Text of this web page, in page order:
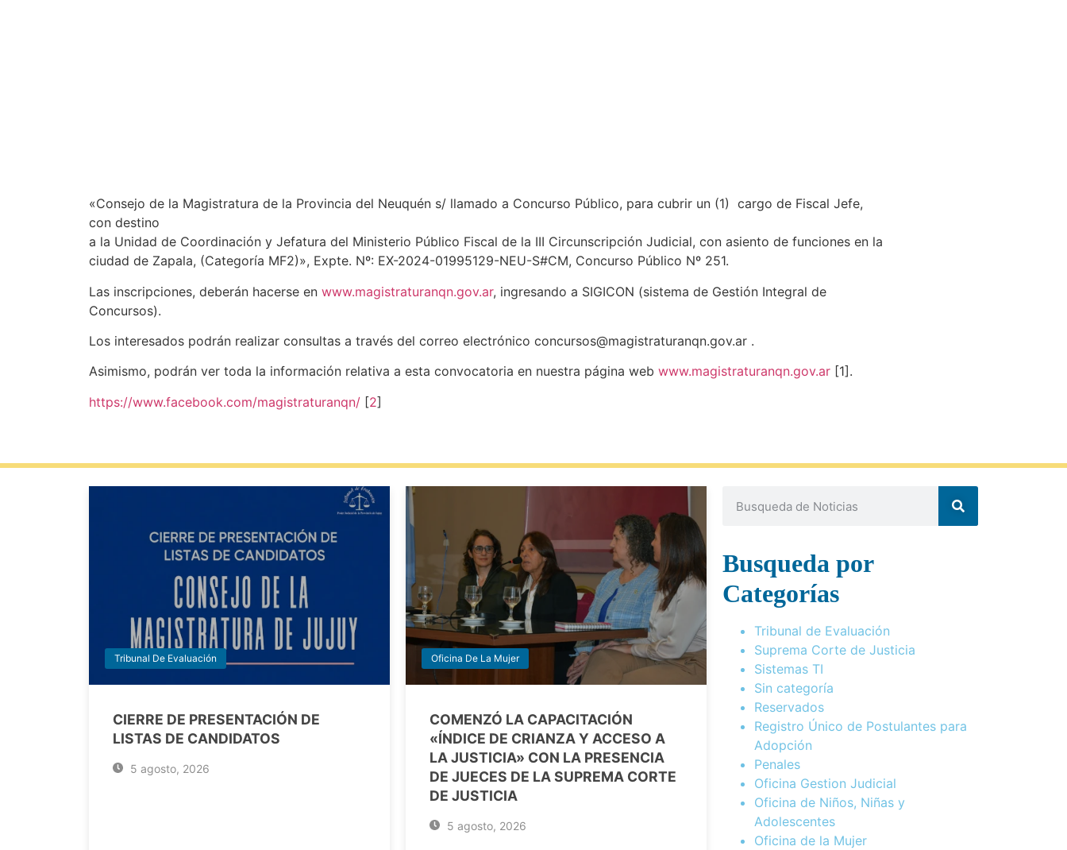
«Consejo de la Magistratura de la Provincia del Neuquén s/ llamado a Concurso Público, para cubrir un (1) cargo de Fiscal Jefe,
con destino
a la Unidad de Coordinación y Jefatura del Ministerio Público Fiscal de la III Circunscripción Judicial, con asiento de funciones en la
ciudad de Zapala, (Categoría MF2)», Expte. Nº: EX-2024-01995129-NEU-S#CM, Concurso Público Nº 251.
Las inscripciones, deberán hacerse en www.magistraturanqn.gov.ar, ingresando a SIGICON (sistema de Gestión Integral de
Concursos).
Los interesados podrán realizar consultas a través del correo electrónico concursos@magistraturanqn.gov.ar .
Asimismo, podrán ver toda la información relativa a esta convocatoria en nuestra página web www.magistraturanqn.gov.ar [1].
https://www.facebook.com/magistraturanqn/ [2]
Tribunal De Evaluación
CIERRE DE PRESENTACIÓN DE
LISTAS DE CANDIDATOS
5 agosto, 2026
Oficina De La Mujer
COMENZÓ LA CAPACITACIÓN
«ÍNDICE DE CRIANZA Y ACCESO A
LA JUSTICIA» CON LA PRESENCIA
DE JUECES DE LA SUPREMA CORTE
DE JUSTICIA
5 agosto, 2026
Busqueda por
Categorías
Tribunal de Evaluación
Suprema Corte de Justicia
Sistemas TI
Sin categoría
Reservados
Registro Único de Postulantes para
Adopción
Penales
Oficina Gestion Judicial
Oficina de Niños, Niñas y
Adolescentes
Oficina de la Mujer